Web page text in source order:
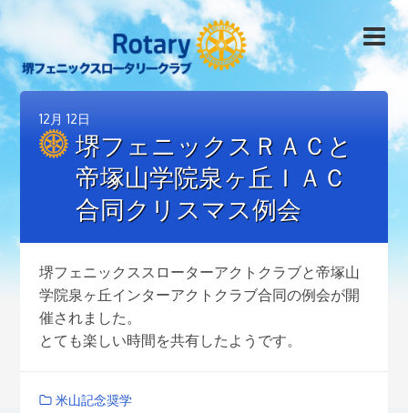
12月 12日
堺フェニックスＲＡＣと
帝塚山学院泉ヶ丘ＩＡＣ
合同クリスマス例会
堺フェニックススローターアクトクラブと帝塚山
学院泉ヶ丘インターアクトクラブ合同の例会が開
催されました。
とても楽しい時間を共有したようです。
米山記念奨学